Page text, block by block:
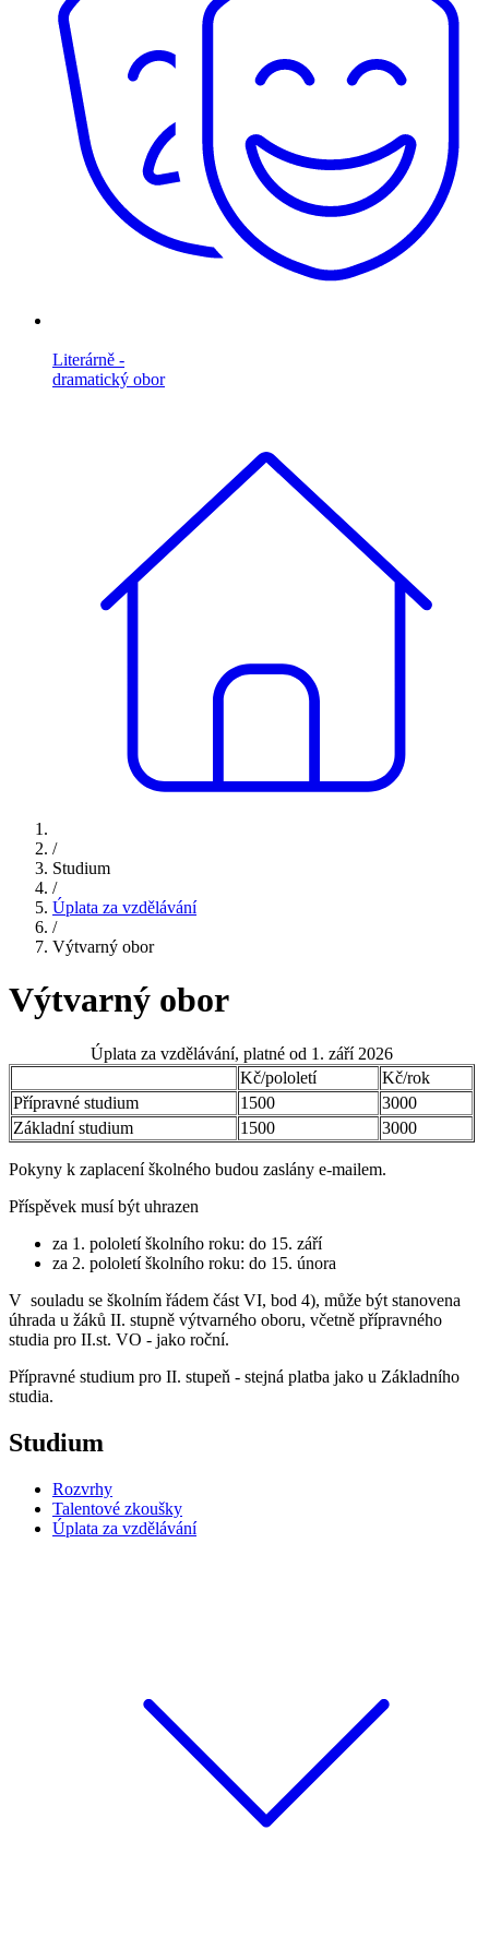
Literárně -
dramatický obor
/
Studium
/
Úplata za vzdělávání
/
Výtvarný obor
Výtvarný obor
Úplata za vzdělávání, platné od 1. září 2026
Kč/pololetí
Kč/rok
Přípravné studium
1500
3000
Základní studium
1500 3000
Pokyny k zaplacení školného budou zaslány e-mailem.
Příspěvek musí být uhrazen
za 1. pololetí školního roku: do 15. září
za 2. pololetí školního roku: do 15. února
V souladu se školním řádem část VI, bod 4), může být stanovena
úhrada u žáků II. stupně výtvarného oboru, včetně přípravného
studia pro II.st. VO - jako roční.
Přípravné studium pro II. stupeň - stejná platba jako u Základního
studia.
Studium
Rozvrhy
Talentové zkoušky
Úplata za vzdělávání